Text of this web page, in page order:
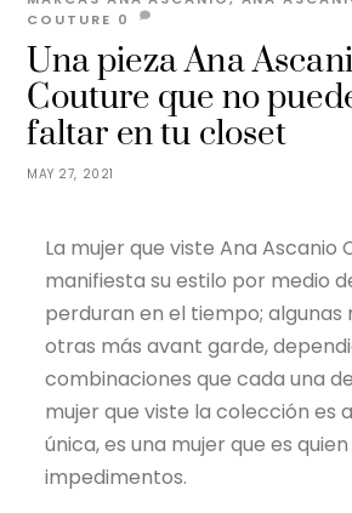
MAY 27, 2021
Una pieza Ana
Couture que no
faltar en tu closet
COUTURE 0
La mujer que viste Ana Ascanio
manifiesta su estilo por medio
perduran en el tiempo; algunas
otras más avant garde,
combinaciones que cada una
mujer que viste la colección es
única, es una mujer que es
impedimentos.